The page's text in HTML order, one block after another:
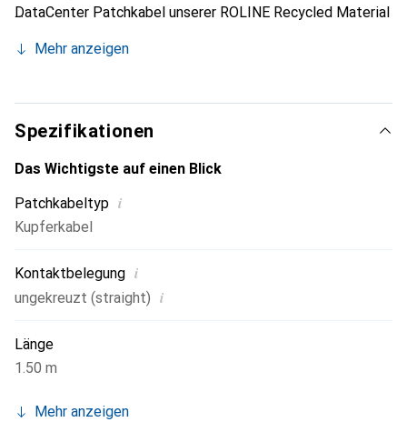
DataCenter Patchkabel unserer ROLINE Recycled Material
Platzverhältnissen, wie Rechenzentren.
Mehr anzeigen
Spezifikationen
Das Wichtigste auf einen Blick
Patchkabeltyp i
Kupferkabel
Kontaktbelegung i
ungekreuzt (straight) i
Länge
1.50 m
Mehr anzeigen